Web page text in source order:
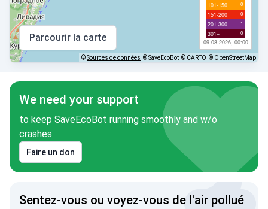
101-150 0
151-200 0
201-300 1
301+ 0
09.08.2026, 00:00
Parcourir la carte
©Sources de données © SaveEcoBot © CARTO © OpenStreetMap
We need your support
to keep SaveEcoBot running smoothly and w/o
crashes
Faire un don
Sentez-vous ou voyez-vous de l'air pollué